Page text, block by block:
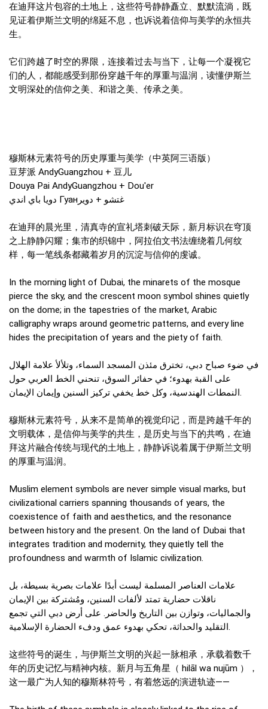
在迪拜这片包容的土地上，这些符号静静矗立、默默流淌，既
见证着伊斯兰文明的绵延不息，也诉说着信仰与美学的永恒共
生。
它们跨越了时空的界限，连接着过去与当下，让每一个凝视它
们的人，都能感受到那份穿越千年的厚重与温润，读懂伊斯兰
文明深处的信仰之美、和谐之美、传承之美。
穆斯林元素符号的历史厚重与美学（中英阿三语版）
豆芽派 AndyGuangzhou + 豆儿
Douya Pai AndyGuangzhou + Dou'er
دويا باي اندي Гуанغتشو + دوير
在迪拜的晨光里，清真寺的宣礼塔刺破天际，新月标识在穹顶
之上静静闪耀；集市的织锦中，阿拉伯文书法缠绕着几何纹
样，每一笔线条都藏着岁月的沉淀与信仰的虔诚。
In the morning light of Dubai, the minarets of the mosque
pierce the sky, and the crescent moon symbol shines quietly
on the dome; in the tapestries of the market, Arabic
calligraphy wraps around geometric patterns, and every line
hides the precipitation of years and the piety of faith.
في ضوء صباح دبي، تخترق مئذن المسجد السماء، وتلألأ علامة الهلال
على القبة بهدوء؛ في حفائر السوق، تنحني الخط العربي حول
النمطات الهندسية، وكل خط يخفي تركيز السنين وإيمان الإيمان.
穆斯林元素符号，从来不是简单的视觉印记，而是跨越千年的
文明载体，是信仰与美学的共生，是历史与当下的共鸣，在迪
拜这片融合传统与现代的土地上，静静诉说着属于伊斯兰文明
的厚重与温润。
Muslim element symbols are never simple visual marks, but
civilizational carriers spanning thousands of years, the
coexistence of faith and aesthetics, and the resonance
between history and the present. On the land of Dubai that
integrates tradition and modernity, they quietly tell the
profoundness and warmth of Islamic civilization.
علامات العناصر المسلمة ليست أبدًا علامات بصرية بسيطة، بل
ناقلات حضارية تمتد لألفات السنين، ومُشتركة بين الإيمان
والجماليات، وتوازن بين التاريخ والحاضر. على أرض دبي التي تجمع
التقليد والحداثة، تحكي بهدوء عمق ودفء الحضارة الإسلامية.
这些符号的诞生，与伊斯兰文明的兴起一脉相承，承载着数千
年的历史记忆与精神内核。新月与五角星（ hilāl wa nujūm ），
这一最广为人知的穆斯林符号，有着悠远的演进轨迹——